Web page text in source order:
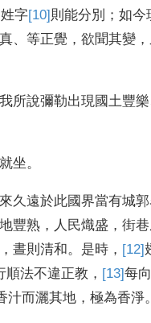
字[10] 則 能分別 ； 如今
、 等正覺 ， 欲聞其變 ，
所說彌勒出現國土豐樂
坐。
久遠於此國界當有城郭
豐熟 ， 人民熾盛 ， 街
， 晝則清和。 是時 ， [12]
順法不違正教 ， [13]每向
汁而灑其地 ， 極為香淨。